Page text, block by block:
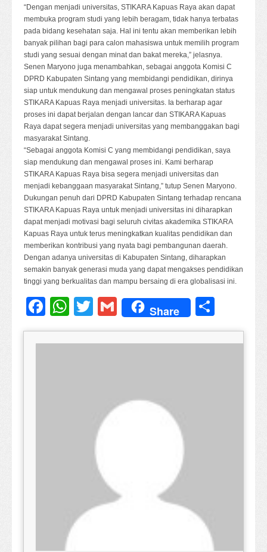
“Dengan menjadi universitas, STIKARA Kapuas Raya akan dapat
membuka program studi yang lebih beragam, tidak hanya terbatas
pada bidang kesehatan saja. Hal ini tentu akan memberikan lebih
banyak pilihan bagi para calon mahasiswa untuk memilih program
studi yang sesuai dengan minat dan bakat mereka,” jelasnya.
Senen Maryono juga menambahkan, sebagai anggota Komisi C
DPRD Kabupaten Sintang yang membidangi pendidikan, dirinya
siap untuk mendukung dan mengawal proses peningkatan status
STIKARA Kapuas Raya menjadi universitas. Ia berharap agar
proses ini dapat berjalan dengan lancar dan STIKARA Kapuas
Raya dapat segera menjadi universitas yang membanggakan bagi
masyarakat Sintang.
“Sebagai anggota Komisi C yang membidangi pendidikan, saya
siap mendukung dan mengawal proses ini. Kami berharap
STIKARA Kapuas Raya bisa segera menjadi universitas dan
menjadi kebanggaan masyarakat Sintang,” tutup Senen Maryono.
Dukungan penuh dari DPRD Kabupaten Sintang terhadap rencana
STIKARA Kapuas Raya untuk menjadi universitas ini diharapkan
dapat menjadi motivasi bagi seluruh civitas akademika STIKARA
Kapuas Raya untuk terus meningkatkan kualitas pendidikan dan
memberikan kontribusi yang nyata bagi pembangunan daerah.
Dengan adanya universitas di Kabupaten Sintang, diharapkan
semakin banyak generasi muda yang dapat mengakses pendidikan
tinggi yang berkualitas dan mampu bersaing di era globalisasi ini.
Facebook
WhatsApp
TwitterGmail
Share